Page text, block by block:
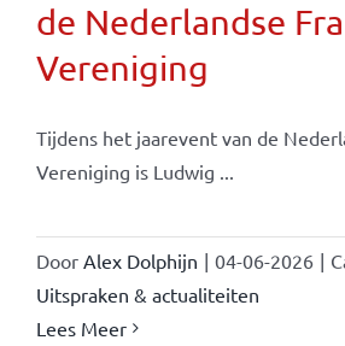
de Nederlandse
Vereniging
Tijdens het jaarevent van de
Vereniging is Ludwig ...
Door Alex Dolphijn | 04-06-2026 |
Uitspraken & actualiteiten
Lees Meer